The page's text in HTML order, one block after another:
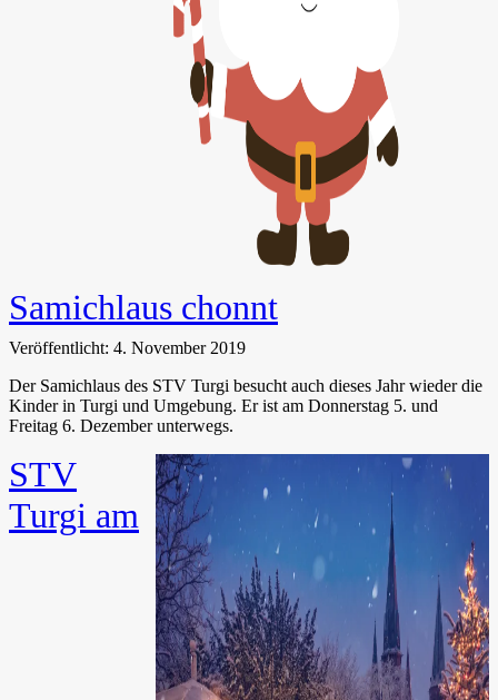
Samichlaus chonnt
Veröffentlicht: 4. November 2019
Der Samichlaus des STV Turgi besucht auch dieses Jahr wieder die
Kinder in Turgi und Umgebung. Er ist am Donnerstag 5. und
Freitag 6. Dezember unterwegs.
STV
Turgi am